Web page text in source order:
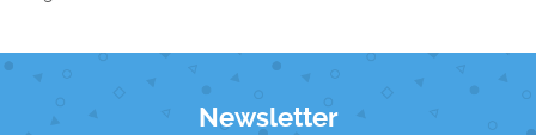
Newsletter